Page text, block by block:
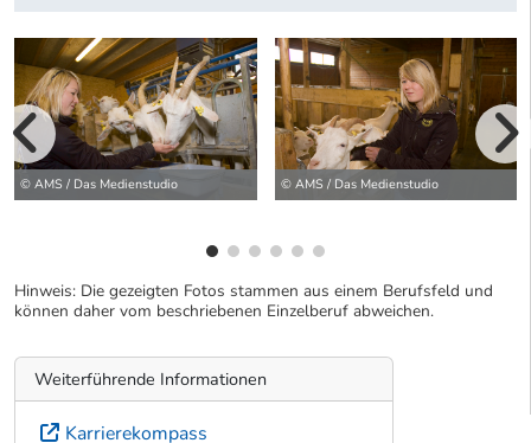
© AMS / Das Medienstudio © AMS / Das Medienstudio
Hinweis: Die gezeigten Fotos stammen aus einem Berufsfeld und
können daher vom beschriebenen Einzelberuf abweichen.
Weiterführende Informationen
Karrierekompass